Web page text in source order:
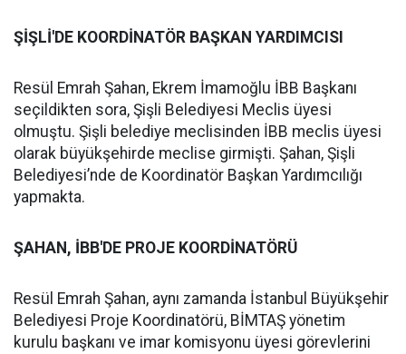
ŞİŞLİ'DE KOORDİNATÖR BAŞKAN YARDIMCISI
Resül Emrah Şahan, Ekrem İmamoğlu İBB Başkanı
seçildikten sora, Şişli Belediyesi Meclis üyesi
olmuştu. Şişli belediye meclisinden İBB meclis üyesi
olarak büyükşehirde meclise girmişti. Şahan, Şişli
Belediyesi’nde de Koordinatör Başkan Yardımcılığı
yapmakta.
ŞAHAN, İBB'DE PROJE KOORDİNATÖRÜ
Resül Emrah Şahan, aynı zamanda İstanbul Büyükşehir
Belediyesi Proje Koordinatörü, BİMTAŞ yönetim
kurulu başkanı ve imar komisyonu üyesi görevlerini